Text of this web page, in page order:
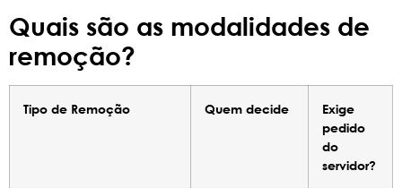
Quais são as modalidades de
remoção?
Tipo de Remoção Quem decide
Exige
pedido
do
servidor?